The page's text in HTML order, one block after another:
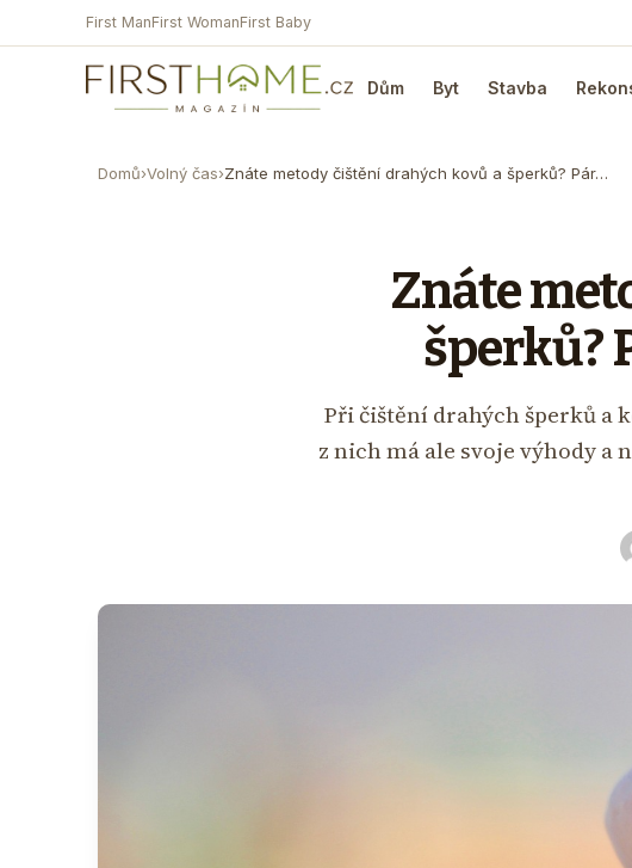
First ManFirst WomanFirst Baby
Dům Byt Stavba
Domů›Volný čas›Znáte metody čištění drahých kovů a šperků? Pár…
Znáte
šperků?
Při čištění drahých šperků a
z nich má ale svoje výhody a